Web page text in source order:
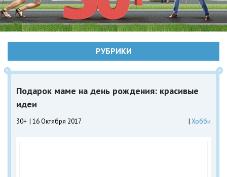
РУБРИКИ
Подарок маме на день рождения: красивые
идеи
30+ 16 Октября 2017 Хобби